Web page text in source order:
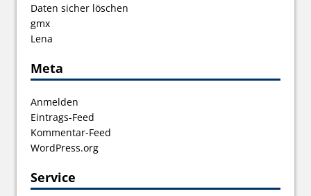
Daten sicher löschen
gmx
Lena
Meta
Anmelden
Eintrags-Feed
Kommentar-Feed
WordPress.org
Service